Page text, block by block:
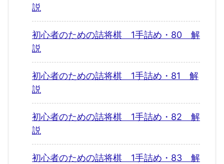
説
初心者のための詰将棋 1手詰め・80 解
説
初心者のための詰将棋 1手詰め・81 解
説
初心者のための詰将棋 1手詰め・82 解
説
初心者のための詰将棋 1手詰め・83 解